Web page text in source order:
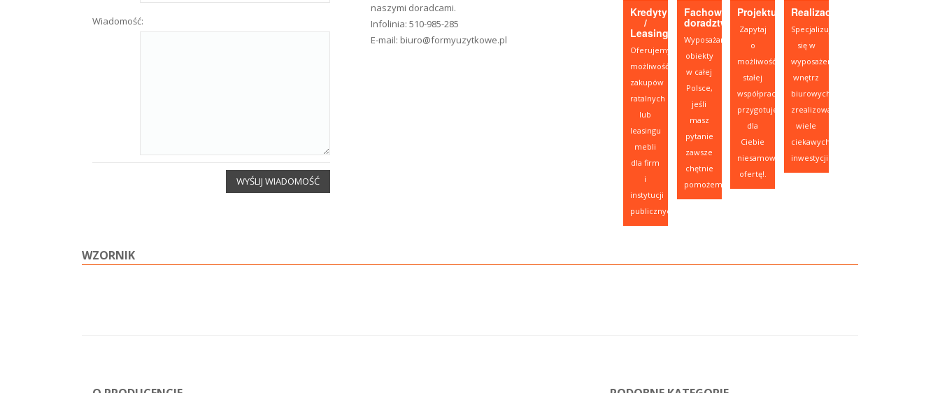
Wiadomość:
WYŚLIJ WIADOMOŚĆ
naszymi doradcami.
Infolinia:510-985-285
E-mail: biuro@formyuzytkowe.pl
Kredyty
/
Leasing
Oferujemy
możliwość
zakupów
ratalnych
lub
leasingu
mebli
dla firm
i
instytucji
publicznych.
Fachowe
doradztwo
Wyposażamy
obiekty
w całej
Polsce,
jeśli
masz
pytanie
zawsze
chętnie
pomożemy.
Projektujesz?
Zapytaj
o
możliwość
stałej
współpracy,
przygotujemy
dla
Ciebie
niesamowitą
ofertę!.
Realizacje
Specjalizujemy
się w
wyposażeniu
wnętrz
biurowych,
zrealizowaliśmy
wiele
ciekawych
inwestycji.
WZORNIK